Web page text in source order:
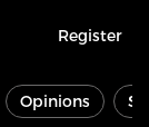
Register
Opinions